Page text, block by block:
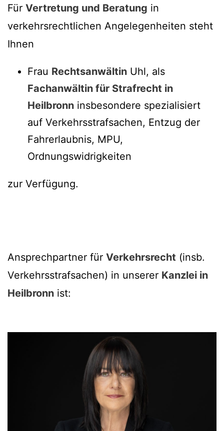
Für Vertretung und Beratung in
verkehrsrechtlichen Angelegenheiten steht
Ihnen
Frau Rechtsanwältin Uhl, als
Fachanwältin für Strafrecht in
Heilbronn insbesondere spezialisiert
auf Verkehrsstrafsachen, Entzug der
Fahrerlaubnis, MPU,
Ordnungswidrigkeiten
zur Verfügung.
Ansprechpartner für Verkehrsrecht (insb.
Verkehrsstrafsachen) in unserer Kanzlei in
Heilbronn ist: